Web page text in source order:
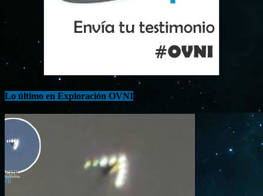
Lo último en Exploración OVNI